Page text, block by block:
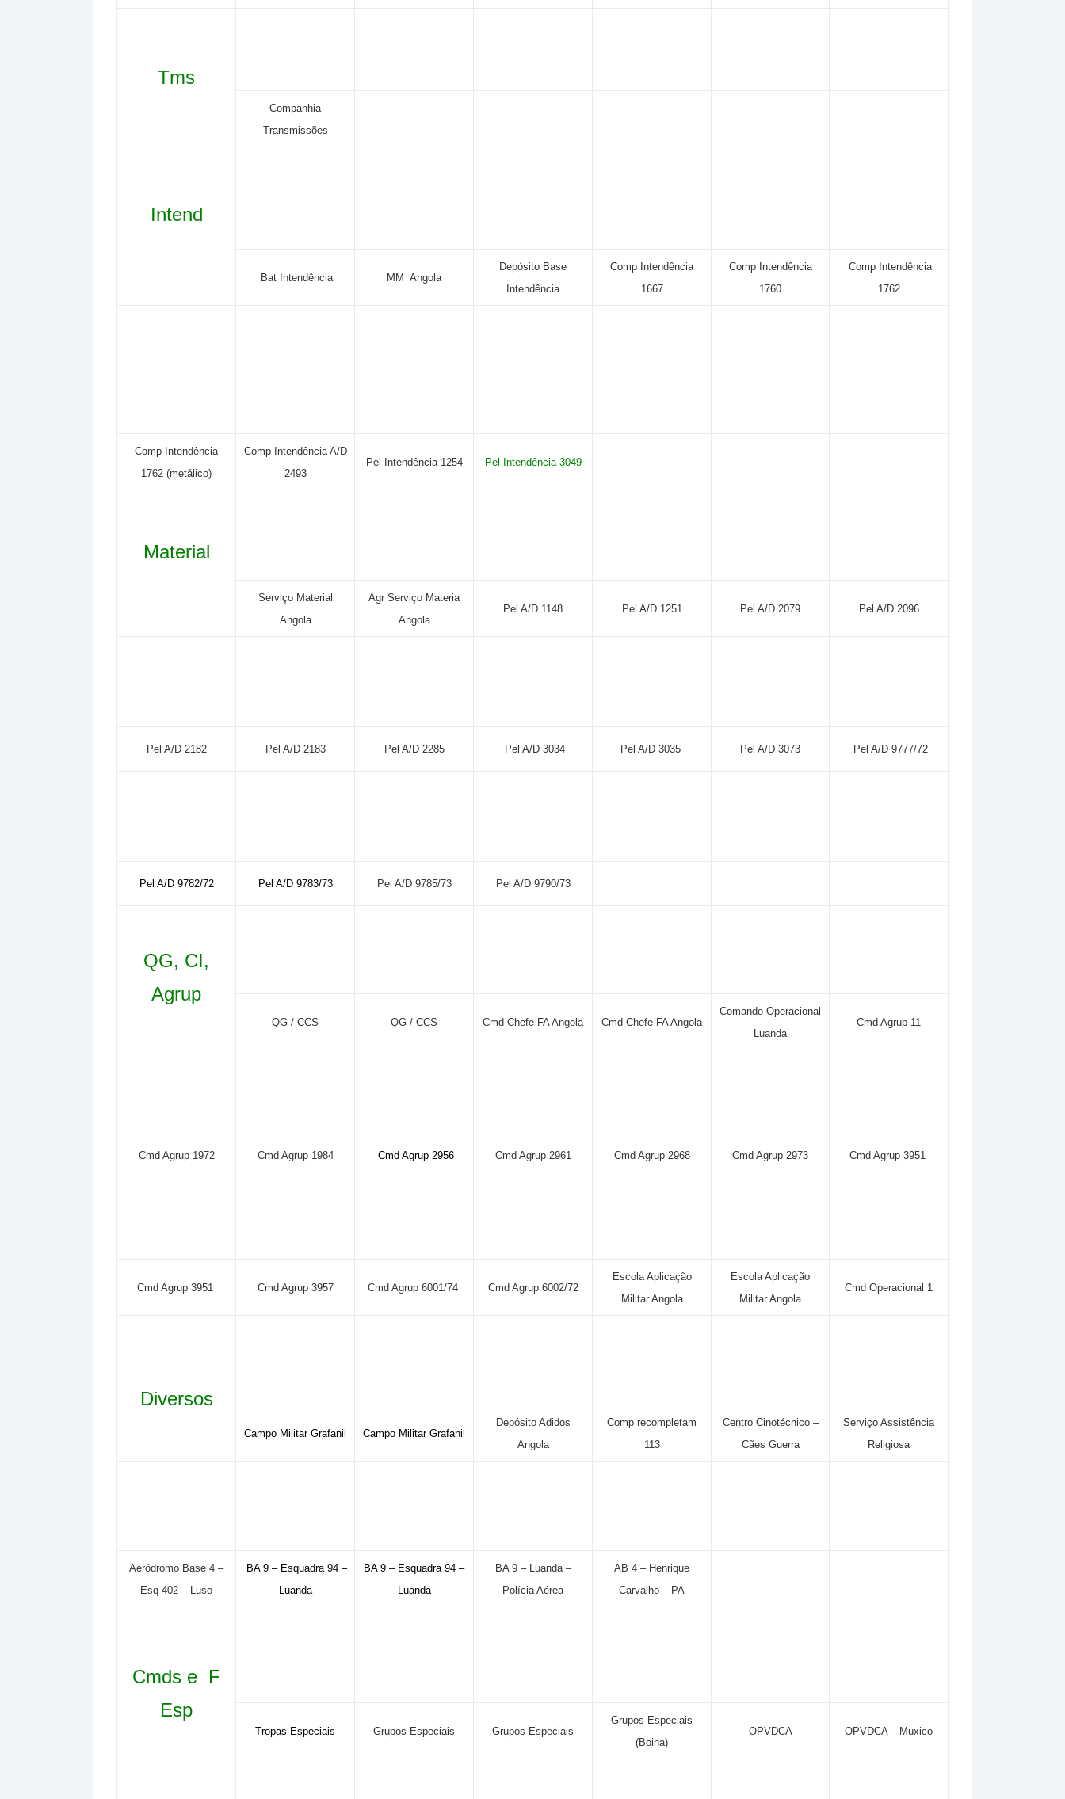
Tms
Companhia
Transmissões
Intend
Bat Intendência MM Angola
Depósito Base
Intendência
Comp Intendência
1667
Comp Intendência
1760
Comp Intendência
1762
Comp Intendência
1762 (metálico)
Comp Intendência A/D
2493
Pel Intendência 1254 Pel Intendência 3049
Material
Serviço Material
Angola
Agr Serviço Materia
Angola
Pel A/D 1148 Pel A/D 1251 Pel A/D 2079 Pel A/D 2096
Pel A/D 2182 Pel A/D 2183 Pel A/D 2285 Pel A/D 3034 Pel A/D 3035 Pel A/D 3073 Pel A/D 9777/72
Pel A/D 9782/72 Pel A/D 9783/73 Pel A/D 9785/73 Pel A/D 9790/73
QG, CI,
Agrup
QG / CCS QG / CCS Cmd Chefe FA Angola Cmd Chefe FA Angola
Comando Operacional
Luanda
Cmd Agrup 11
Cmd Agrup 1972 Cmd Agrup 1984 Cmd Agrup 2956 Cmd Agrup 2961 Cmd Agrup 2968 Cmd Agrup 2973 Cmd Agrup 3951
Cmd Agrup 3951 Cmd Agrup 3957 Cmd Agrup 6001/74 Cmd Agrup 6002/72
Escola Aplicação
Militar Angola
Escola Aplicação
Militar Angola
Cmd Operacional 1
Diversos
Campo Militar Grafanil Campo Militar Grafanil
Depósito Adidos
Angola
Comp recompletam
113
Centro Cinotécnico –
Cães Guerra
Serviço Assistência
Religiosa
Aeródromo Base 4 –
Esq 402 – Luso
BA 9 – Esquadra 94 –
Luanda
BA 9 – Esquadra 94 –
Luanda
BA 9 – Luanda –
Polícia Aérea
AB 4 – Henrique
Carvalho – PA
Cmds e F
Esp
Tropas Especiais Grupos Especiais Grupos Especiais
Grupos Especiais
(Boina)
OPVDCA OPVDCA – Muxico